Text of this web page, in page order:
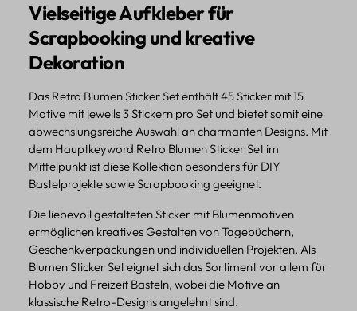
Vielseitige Aufkleber für
Scrapbooking und kreative
Dekoration
Das Retro Blumen Sticker Set enthält 45 Sticker mit 15
Motive mit jeweils 3 Stickern pro Set und bietet somit eine
abwechslungsreiche Auswahl an charmanten Designs. Mit
dem Hauptkeyword Retro Blumen Sticker Set im
Mittelpunkt ist diese Kollektion besonders für DIY
Bastelprojekte sowie Scrapbooking geeignet.
Die liebevoll gestalteten Sticker mit Blumenmotiven
ermöglichen kreatives Gestalten von Tagebüchern,
Geschenkverpackungen und individuellen Projekten. Als
Blumen Sticker Set eignet sich das Sortiment vor allem für
Hobby und Freizeit Basteln, wobei die Motive an
klassische Retro-Designs angelehnt sind.